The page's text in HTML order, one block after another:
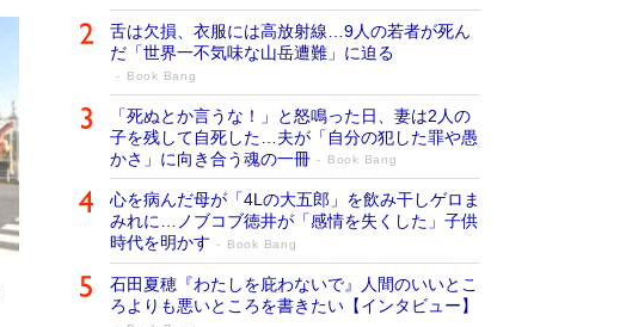
舌は欠損、衣服には高放射線…9人の若者が死ん
だ「世界一不気味な山岳遭難」に迫る
Book Bang
「死ぬとか言うな！」と怒鳴った日、妻は2人の
子を残して自死した…夫が「自分の犯した罪や愚
かさ」に向き合う魂の一冊
Book Bang
心を病んだ母が「4Lの大五郎」を飲み干しゲロま
みれに…ノブコブ徳井が「感情を失くした」子供
時代を明かす
Book Bang
石田夏穂『わたしを庇わないで』人間のいいとこ
ろよりも悪いところを書きたい【インタビュー】